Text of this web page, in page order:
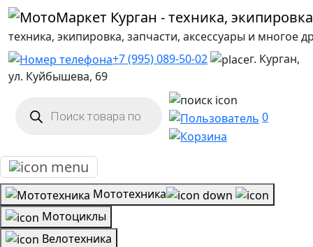
техника, экипировка, запчасти, аксессуары и многое
+7 (995) 089-50-02
г. Курган,
ул. Куйбышева, 69
товаров 0
Мототехника
Мотоциклы
Велотехника